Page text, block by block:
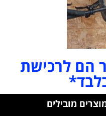
הם לרכישת
מובילים